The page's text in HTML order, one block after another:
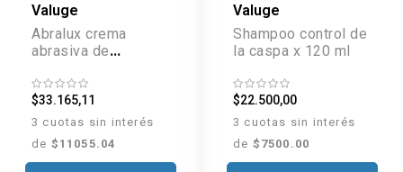
Valuge
Abralux crema
abrasiva de
$33.165,11
3 cuotas sin interés
de $11055.04
Valuge
Shampoo control de
la caspa x 120 ml
$22.500,00
3 cuotas sin interés
de $7500.00